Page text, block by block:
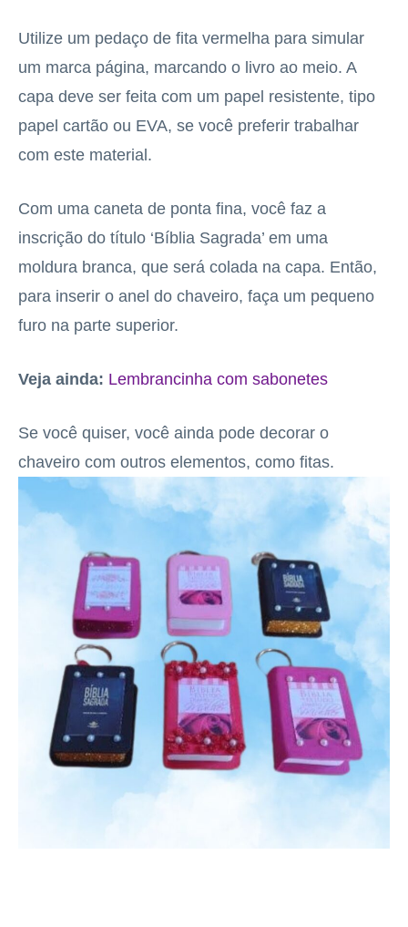
Utilize um pedaço de fita vermelha para simular
um marca página, marcando o livro ao meio. A
capa deve ser feita com um papel resistente, tipo
papel cartão ou EVA, se você preferir trabalhar
com este material.
Com uma caneta de ponta fina, você faz a
inscrição do título ‘Bíblia Sagrada’ em uma
moldura branca, que será colada na capa. Então,
para inserir o anel do chaveiro, faça um pequeno
furo na parte superior.
Veja ainda: Lembrancinha com sabonetes
Se você quiser, você ainda pode decorar o
chaveiro com outros elementos, como fitas.